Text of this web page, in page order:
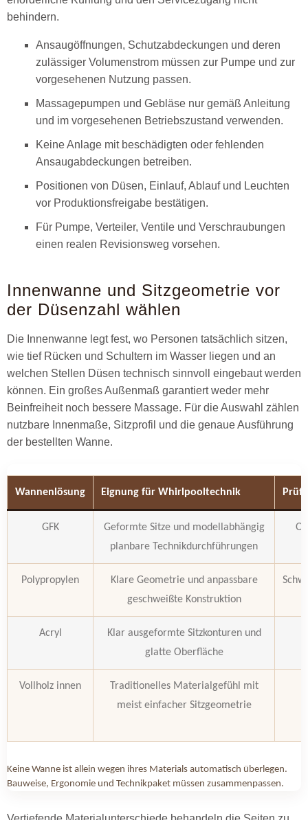
behindern.
Ansaugöffnungen, Schutzabdeckungen und deren
zulässiger Volumenstrom müssen zur Pumpe und zur
vorgesehenen Nutzung passen.
Massagepumpen und Gebläse nur gemäß Anleitung
und im vorgesehenen Betriebszustand verwenden.
Keine Anlage mit beschädigten oder fehlenden
Ansaugabdeckungen betreiben.
Positionen von Düsen, Einlauf, Ablauf und Leuchten
vor Produktionsfreigabe bestätigen.
Für Pumpe, Verteiler, Ventile und Verschraubungen
einen realen Revisionsweg vorsehen.
Innenwanne und Sitzgeometrie vor
der Düsenzahl wählen
Die Innenwanne legt fest, wo Personen tatsächlich sitzen,
wie tief Rücken und Schultern im Wasser liegen und an
welchen Stellen Düsen technisch sinnvoll eingebaut werden
können. Ein großes Außenmaß garantiert weder mehr
Beinfreiheit noch bessere Massage. Für die Auswahl zählen
nutzbare Innenmaße, Sitzprofil und die genaue Ausführung
der bestellten Wanne.
Wannenlösung Eignung für Whirlpooltechnik
GFK
Geformte Sitze und modellabhängig
planbare Technikdurchführungen
Polypropylen
Klare Geometrie und anpassbare
geschweißte Konstruktion
Acryl
Klar ausgeformte Sitzkonturen und
glatte Oberfläche
Vollholz innen
Traditionelles Materialgefühl mit
meist einfacher Sitzgeometrie
Keine Wanne ist allein wegen ihres Materials automatisch überlegen.
Bauweise, Ergonomie und Technikpaket müssen zusammenpassen.